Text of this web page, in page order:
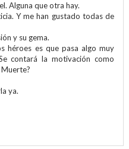
Alguna que otra hay.
Y me han gustado todas de
y su gema.
héroes es que pasa algo muy
contará la motivación como
ya.